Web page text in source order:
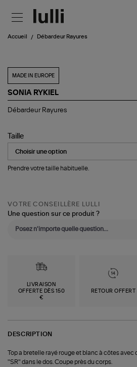
Accueil Débardeur Rayures
MADE IN EUROPE
SONIA RYKIEL
Débardeur
Débardeur Rayures
Taille
Prendre votre taille habituelle.
VOTRE CONSEILLÈRE LULLI
Une question sur ce produit ?
LIVRAISON
OFFERTE DÈS 150
€
RETOUR OFFERT
DESCRIPTION
Top a bretelle rayé rouge et blanc à côtes
"SR" dans le dos. Coupe près du corps.